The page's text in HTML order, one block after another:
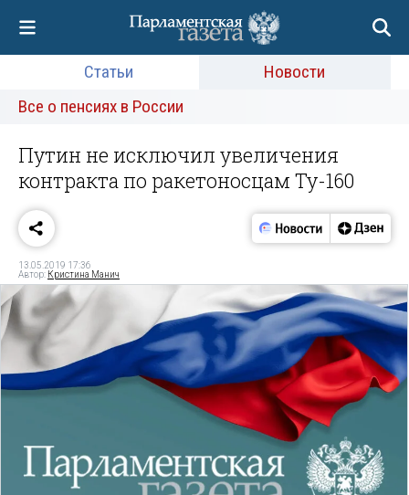
Статьи
Новости
Все о пенсиях в России
Путин не исключил увеличения
контракта по ракетоносцам Ту-160
13.05.2019 17:36
Автор: Кристина Манич